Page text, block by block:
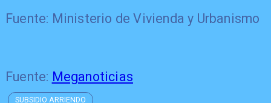
Fuente: Ministerio de Vivienda y Urbanismo
Fuente: Meganoticias
SUBSIDIO ARRIENDO